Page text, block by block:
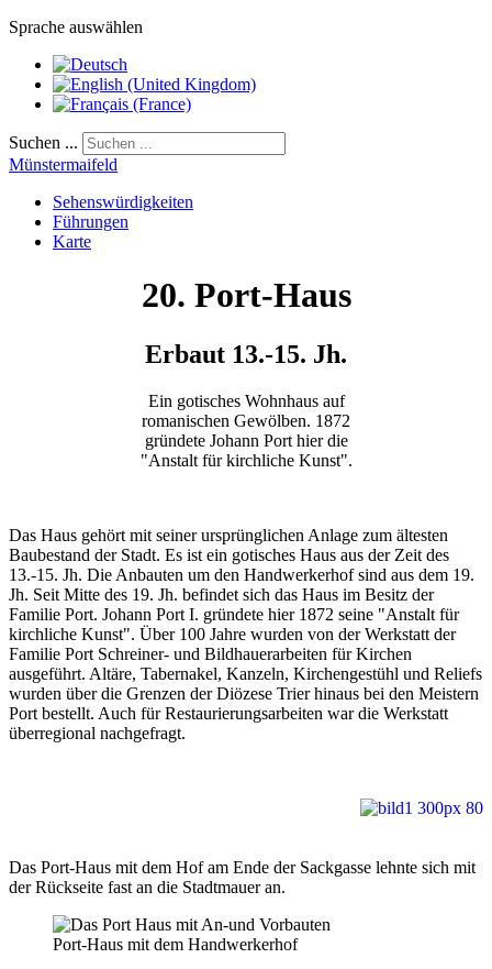
Sprache auswählen
Suchen ...
Münstermaifeld
Sehenswürdigkeiten
Führungen
Karte
20. Port-Haus
Erbaut 13.-15. Jh.
Ein gotisches Wohnhaus auf
romanischen Gewölben. 1872
gründete Johann Port hier die
"Anstalt für kirchliche Kunst".
Das Haus gehört mit seiner ursprünglichen Anlage zum ältesten
Baubestand der Stadt. Es ist ein gotisches Haus aus der Zeit des
13.-15. Jh. Die Anbauten um den Handwerkerhof sind aus dem 19.
Jh. Seit Mitte des 19. Jh. befindet sich das Haus im Besitz der
Familie Port. Johann Port I. gründete hier 1872 seine "Anstalt für
kirchliche Kunst". Über 100 Jahre wurden von der Werkstatt der
Familie Port Schreiner- und Bildhauerarbeiten für Kirchen
ausgeführt. Altäre, Tabernakel, Kanzeln, Kirchengestühl und Reliefs
wurden über die Grenzen der Diözese Trier hinaus bei den Meistern
Port bestellt. Auch für Restaurierungsarbeiten war die Werkstatt
überregional nachgefragt.
Das Port-Haus mit dem Hof am Ende der Sackgasse lehnte sich mit
der Rückseite fast an die Stadtmauer an.
Port-Haus mit dem Handwerkerhof